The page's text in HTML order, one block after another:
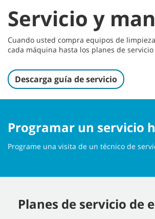
Servicio y
Cuando usted compra equipos de
cada máquina hasta los planes de
Descarga guía de servicio
Programar un servicio
Programe una visita de un técnico de
Planes de servicio de